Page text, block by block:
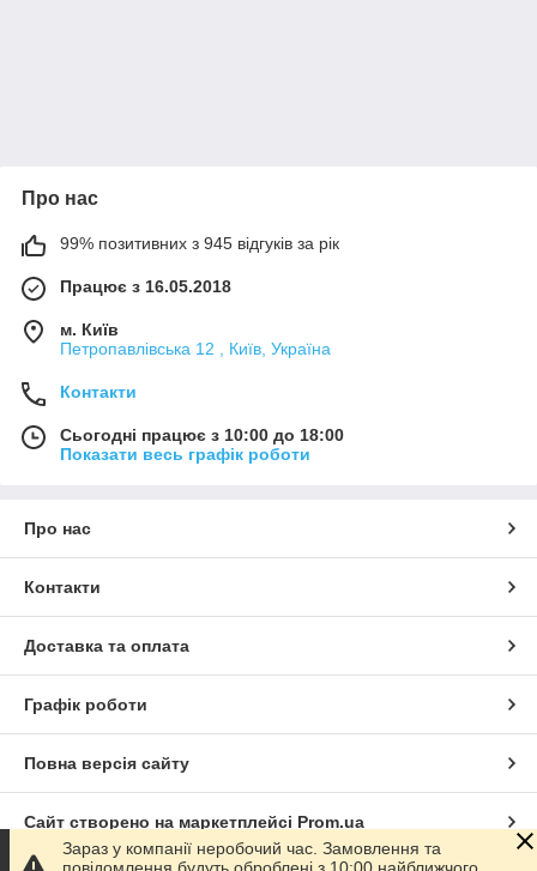
Про нас
99% позитивних з 945 відгуків за рік
Працює з 16.05.2018
м. Київ
Петропавлівська 12 , Київ, Україна
Контакти
Сьогодні працює з 10:00 до 18:00
Показати весь графік роботи
Про нас
Контакти
Доставка та оплата
Графік роботи
Повна версія сайту
Сайт створено на маркетплейсі Prom.ua
Зараз у компанії неробочий час. Замовлення та